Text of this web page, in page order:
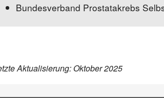
Bundesverband Prostata­krebs
Aktualisierung: Oktober 2025